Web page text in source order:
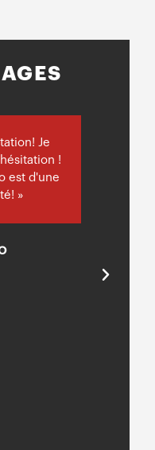
Je
!
est d'une
»